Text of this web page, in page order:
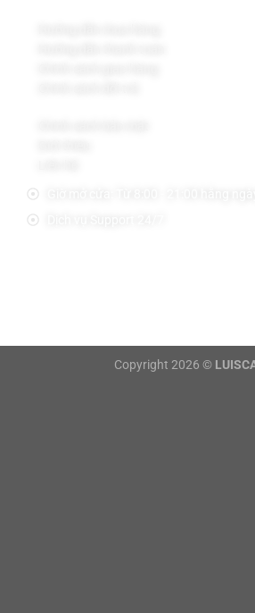
Giờ mở cửa: Từ 8:00 - 21:00 hằng
Copyright 2026 ©